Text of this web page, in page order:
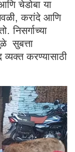
चेडोबा या
करांदे आणि
निसर्गाच्या
सुबत्ता
करण्यासाठी